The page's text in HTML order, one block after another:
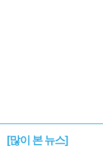
[많이 본 뉴스]